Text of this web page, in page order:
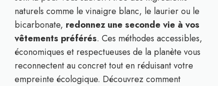
naturels comme le vinaigre blanc, le laurier ou le
bicarbonate, redonnez une seconde vie à vos
vêtements préférés. Ces méthodes accessibles,
économiques et respectueuses de la planète vous
reconnectent au concret tout en réduisant votre
empreinte écologique. Découvrez comment